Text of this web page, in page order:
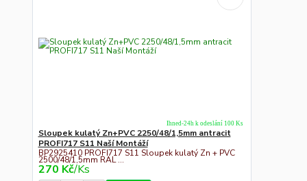
Sloupek kulatý Zn+PVC 2250/48/1,5mm antracit
PROFI717 S11 Naší Montáží
BP2925410 PROFI717 S11 Sloupek kulatý Zn + PVC
2500/48/1,5mm RAL ...
270 Kč/Ks
Ihned-24h k odeslání 100 Ks